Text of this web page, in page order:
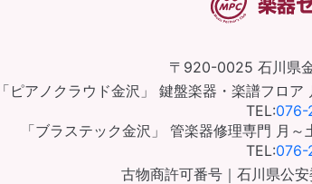
〒920-0025 石川県
「ピアノクラウド金沢」
鍵盤楽器・楽譜フロア
TEL:076-
「ブラステック金沢」
管楽器修理専門 月～
TEL:076-
古物商許可番号｜石川県公